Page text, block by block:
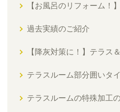
【お風呂のリフォーム！
過去実績のご紹介
【降灰対策に！】テラス
テラスルーム部分囲いタ
テラスルームの特殊加工